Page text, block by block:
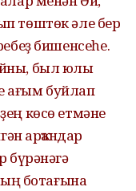
төштөк әле бер
бишенсеһе.
был юлы
ағым буйлап
көсө етмәне
арҡандар
бүрәнәгә
ботағына